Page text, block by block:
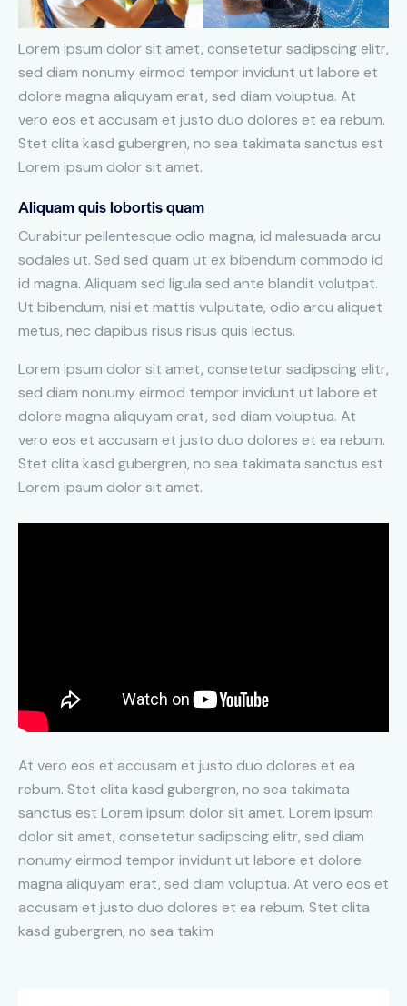
Lorem ipsum dolor sit amet, consetetur sadipscing elitr,
sed diam nonumy eirmod tempor invidunt ut labore et
dolore magna aliquyam erat, sed diam voluptua. At
vero eos et accusam et justo duo dolores et ea rebum.
Stet clita kasd gubergren, no sea takimata sanctus est
Lorem ipsum dolor sit amet.
Aliquam quis lobortis quam
Curabitur pellentesque odio magna, id malesuada arcu
sodales ut. Sed sed quam ut ex bibendum commodo id
id magna. Aliquam sed ligula sed ante blandit volutpat.
Ut bibendum, nisi et mattis vulputate, odio arcu aliquet
metus, nec dapibus risus risus quis lectus.
Lorem ipsum dolor sit amet, consetetur sadipscing elitr,
sed diam nonumy eirmod tempor invidunt ut labore et
dolore magna aliquyam erat, sed diam voluptua. At
vero eos et accusam et justo duo dolores et ea rebum.
Stet clita kasd gubergren, no sea takimata sanctus est
Lorem ipsum dolor sit amet.
At vero eos et accusam et justo duo dolores et ea
rebum. Stet clita kasd gubergren, no sea takimata
sanctus est Lorem ipsum dolor sit amet. Lorem ipsum
dolor sit amet, consetetur sadipscing elitr, sed diam
nonumy eirmod tempor invidunt ut labore et dolore
magna aliquyam erat, sed diam voluptua. At vero eos et
accusam et justo duo dolores et ea rebum. Stet clita
kasd gubergren, no sea takim